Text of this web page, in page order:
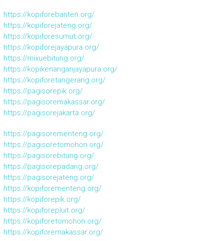
https://kopiforebanten.org/
https://kopiforejateng.org/
https://kopiforesumut.org/
https://kopiforejayapura.org/
https://mixuebitung.org/
https://kopikenanganjayapura.org/
https://kopiforetangerang.org/
https://pagisorepik.org/
https://pagisoremakassar.org/
https://pagisorejakarta.org/
https://pagisorementeng.org/
https://pagisoretomohon.org/
https://pagisorebitung.org/
https://pagisorepadang.org/
https://pagisorejateng.org/
https://kopiforementeng.org/
https://kopiforepik.org/
https://kopiforepluit.org/
https://kopiforetomohon.org/
https://kopiforemakassar.org/